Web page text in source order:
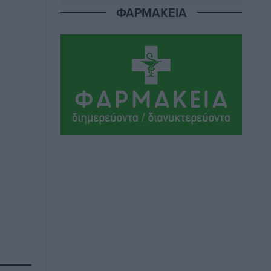
Νοσοκομεία της Γ΄ Ζώνης
Τοπικές Ειδήσεις• πριν 15 ώρες
Πάνθηρες: Ξεκίνησαν αισιόδοξοι για
Αθλητικά• πριν 15 ώρες
ΦΑΡΜΑΚΕΙΑ